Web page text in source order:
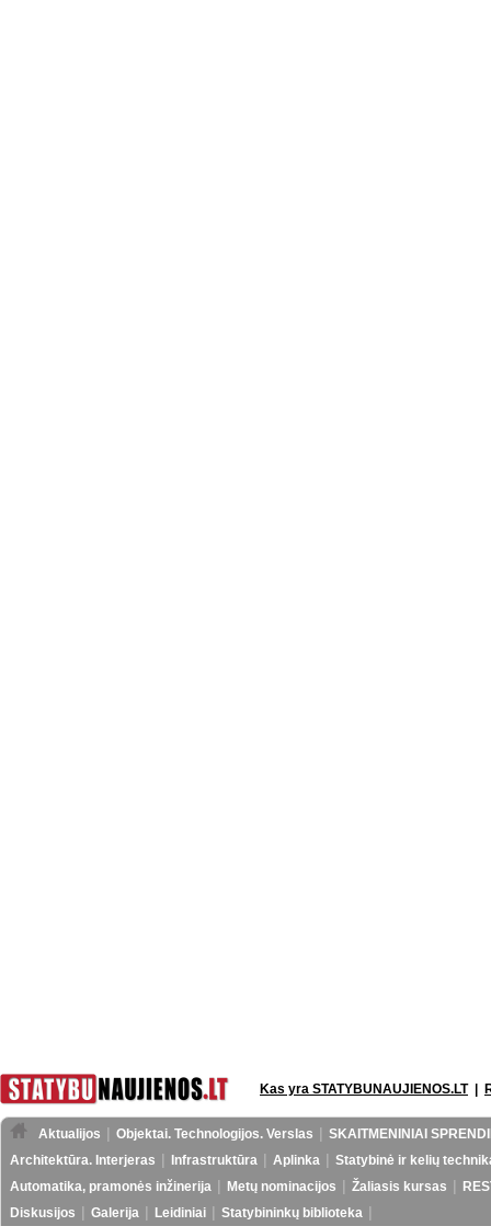
Kas yra STATYBUNAUJIENOS.LT|
Aktualijos Objektai. Technologijos. Verslas
SKAITMENINIAI
Architektūra. Interjeras
Infrastruktūra Aplinka
Statybinė ir kelių
Automatika, pramonės inžinerija
Metų nominacijos Žaliasis kursas
Diskusijos
Galerija Leidiniai Statybininkų biblioteka